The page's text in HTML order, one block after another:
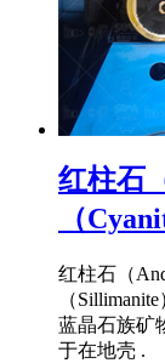
红柱石
（
红柱石（
（
蓝晶石族矿
于在地壳 .